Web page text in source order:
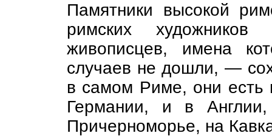
Памятники высокой
римских
живописцев, имена
случаев не дошли, —
в самом Риме, они
Германии, и в
Причерноморье, на